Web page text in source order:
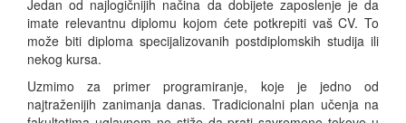
Jedan od najlogičnijih načina da dobijete zaposlenje je da
imate relevantnu diplomu kojom ćete potkrepiti vaš CV. To
može biti diploma specijalizovanih postdiplomskih studija ili
nekog kursa.
Uzmimo za primer programiranje, koje je jedno od
najtraženijih zanimanja danas. Tradicionalni plan učenja na